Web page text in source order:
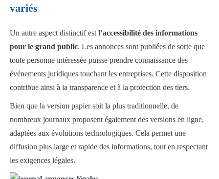
variés
Un autre aspect distinctif est l’accessibilité des informations
pour le grand public. Les annonces sont publiées de sorte que
toute personne intéressée puisse prendre connaissance des
événements juridiques touchant les entreprises. Cette disposition
contribue ainsi à la transparence et à la protection des tiers.
Bien que la version papier soit la plus traditionnelle, de
nombreux journaux proposent également des versions en ligne,
adaptées aux évolutions technologiques. Cela permet une
diffusion plus large et rapide des informations, tout en respectant
les exigences légales.